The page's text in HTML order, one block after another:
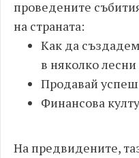
проведените
на страната:
Как да
в няколко
Продавай
Финансова
На предвидените,